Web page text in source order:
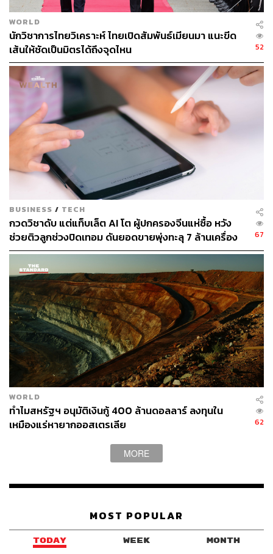
WORLD
นักวิชาการไทยวิเคราะห์ ไทยเปิดสัมพันธ์เมียนมา แนะขีด
เส้นให้ชัดเป็นมิตรได้ถึงจุดไหน
52
BUSINESS / TECH
กวดวิชาดับ แต่แท็บเล็ต AI โต ผู้ปกครองจีนแห่ซื้อ หวัง
ช่วยติวลูกช่วงปิดเทอม ดันยอดขายพุ่งทะลุ 7 ล้านเครื่อง
67
WORLD
ทำไมสหรัฐฯ อนุมัติเงินกู้ 400 ล้านดอลลาร์ ลงทุนใน
เหมืองแร่หายากออสเตรเลีย
62
MORE
MOST POPULAR
TODAY WEEK MONTH